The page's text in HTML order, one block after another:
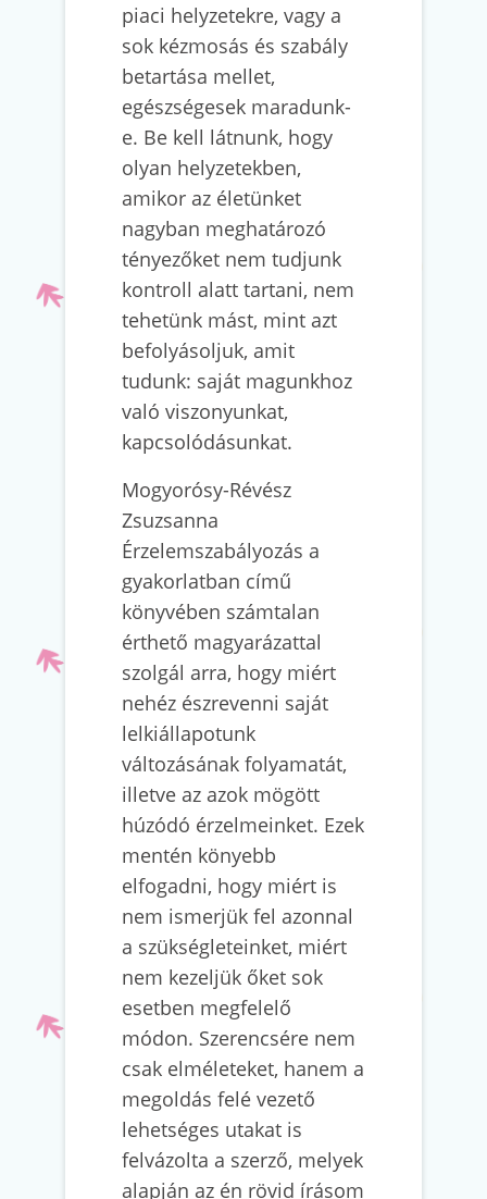
piaci helyzetekre, vagy a
sok kézmosás és szabály
betartása mellet,
egészségesek maradunk-
e. Be kell látnunk, hogy
olyan helyzetekben,
amikor az életünket
nagyban meghatározó
tényezőket nem tudjunk
kontroll alatt tartani, nem
tehetünk mást, mint azt
befolyásoljuk, amit
tudunk: saját magunkhoz
való viszonyunkat,
kapcsolódásunkat.
Mogyorósy-Révész
Zsuzsanna
Érzelemszabályozás a
gyakorlatban című
könyvében számtalan
érthető magyarázattal
szolgál arra, hogy miért
nehéz észrevenni saját
lelkiállapotunk
változásának folyamatát,
illetve az azok mögött
húzódó érzelmeinket. Ezek
mentén könyebb
elfogadni, hogy miért is
nem ismerjük fel azonnal
a szükségleteinket, miért
nem kezeljük őket sok
esetben megfelelő
módon. Szerencsére nem
csak elméleteket, hanem a
megoldás felé vezető
lehetséges utakat is
felvázolta a szerző, melyek
alapján az én rövid írásom